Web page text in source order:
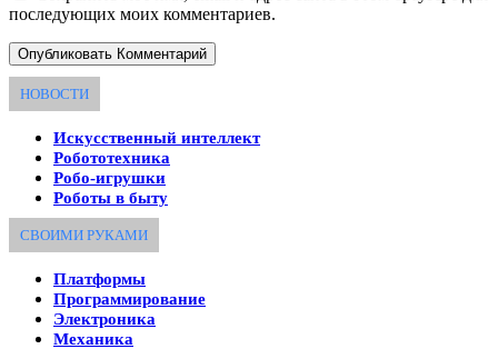
последующих моих комментариев.
НОВОСТИ
Искусственный интеллект
Робототехника
Робо-игрушки
Роботы в быту
СВОИМИ РУКАМИ
Платформы
Программирование
Электроника
Механика